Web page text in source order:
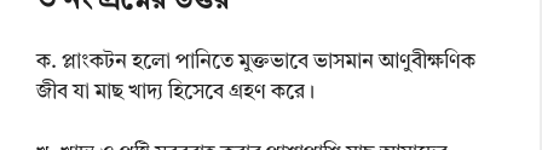
ক. প্লাংকটন হলো পানিতে মুক্তভাবে ভাসমান আণুবীক্ষণিক
জীব যা মাছ খাদ্য হিসেবে গ্রহণ করে।